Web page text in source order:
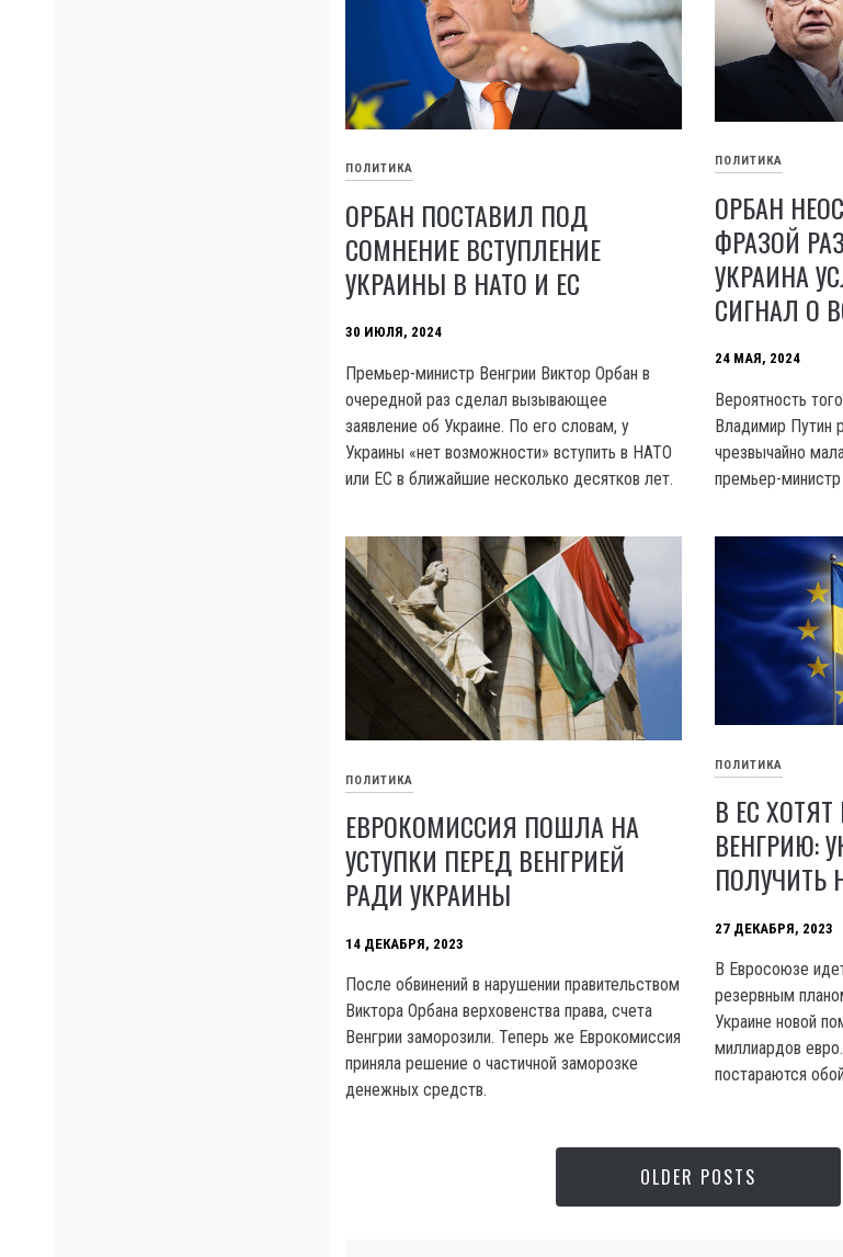
ПОЛИТИКА
ОРБАН ПОСТАВИЛ ПОД
СОМНЕНИЕ ВСТУПЛЕНИЕ
УКРАИНЫ В НАТО И ЕС
30 ИЮЛЯ, 2024
Премьер-министр Венгрии Виктор Орбан в
очередной раз сделал вызывающее
заявление об Украине. По его словам, у
Украины «нет возможности» вступить в HATO
или EC в ближайшие несколько десятков лет.
ПОЛИТИКА
ОРБАН
ФРАЗОЙ
УКРАИНА
СИГНАЛ О
24 МАЯ, 2024
Вероятность
Владимир Путин
чрезвычайно
премьер-
ПОЛИТИКА
В ЕС
ВЕНГРИЮ:
27 ДЕКАБРЯ, 2023
B Евросоюзе
резервным
Украине новой
миллиардов
постараются
ПОЛИТИКА
ЕВРОКОМИССИЯ ПОШЛА НА
УСТУПКИ ПЕРЕД ВЕНГРИЕЙ
РАДИ УКРАИНЫ
14 ДЕКАБРЯ, 2023
После обвинений в нарушении правительством
Виктора Орбана верховенства права, счета
Венгрии заморозили. Теперь же Еврокомиссия
приняла решение о частичной заморозке
денежных средств.
OLDER POSTS